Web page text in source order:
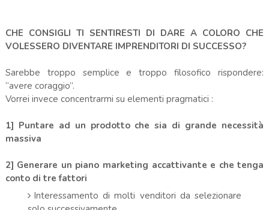
CHE CONSIGLI TI SENTIRESTI DI DARE A COLORO CHE
VOLESSERO DIVENTARE IMPRENDITORI DI SUCCESSO?
Sarebbe troppo semplice e troppo filosofico rispondere:
“avere coraggio”.
Vorrei invece concentrarmi su elementi pragmatici :
1] Puntare ad un prodotto che sia di grande necessità
massiva
2] Generare un piano marketing accattivante e che tenga
conto di tre fattori
Interessamento di molti venditori da selezionare